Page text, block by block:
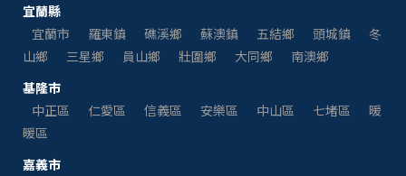
宜蘭縣
宜蘭市
羅東鎮 礁溪鄉 蘇澳鎮 五結鄉 頭城鎮
冬
山鄉
三星鄉 員山鄉 壯圍鄉 大同鄉
南澳鄉
基隆市
中正區
仁愛區 信義區 安樂區 中山區 七堵區
暖
暖區
嘉義市